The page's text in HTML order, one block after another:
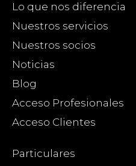
Lo que nos diferencia
Nuestros servicios
Nuestros socios
Noticias
Blog
Acceso Profesionales
Acceso Clientes
Particulares